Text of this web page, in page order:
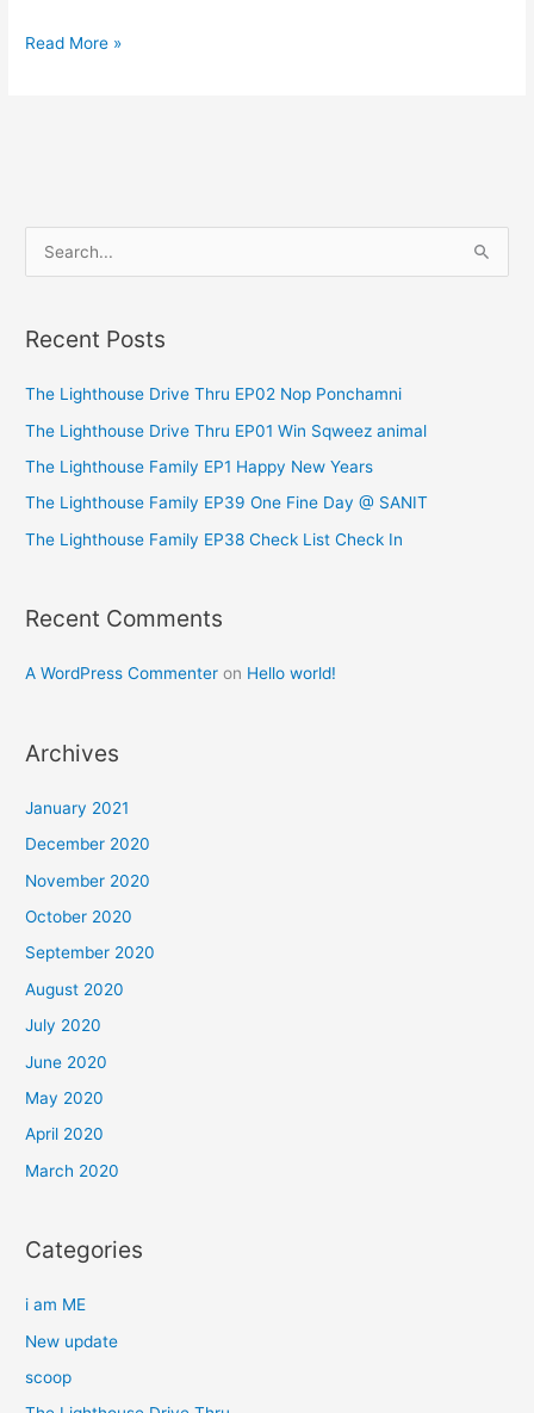
Read More »
r
c
r
:
Recent Posts
The Lighthouse Drive Thru EP02 Nop Ponchamni
The Lighthouse Drive Thru EP01 Win Sqweez animal
The Lighthouse Family EP1 Happy New Years
The Lighthouse Family EP39 One Fine Day @ SANIT
The Lighthouse Family EP38 Check List Check In
Recent Comments
A WordPress Commenter on Hello world!
Archives
January 2021
December 2020
November 2020
October 2020
September 2020
August 2020
July 2020
June 2020
May 2020
April 2020
March 2020
Categories
i am ME
New update
scoop